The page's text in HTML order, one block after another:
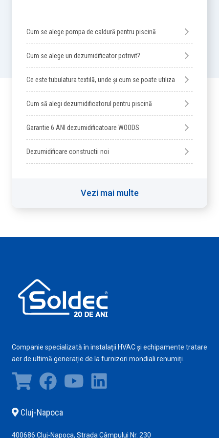
Cum se alege pompa de caldură pentru piscină
Cum se alege un dezumidificator potrivit?
Ce este tubulatura textilă, unde și cum se poate utiliza
Cum să alegi dezumidificatorul pentru piscină
Garantie 6 ANI dezumidificatoare WOODS
Dezumidificare constructii noi
Vezi mai multe
Companie specializată în instalații HVAC și echipamente tratare
aer de ultimă generație de la furnizori mondiali renumiți.
Cluj-Napoca
400686 Cluj-Napoca, Strada Câmpului Nr. 230